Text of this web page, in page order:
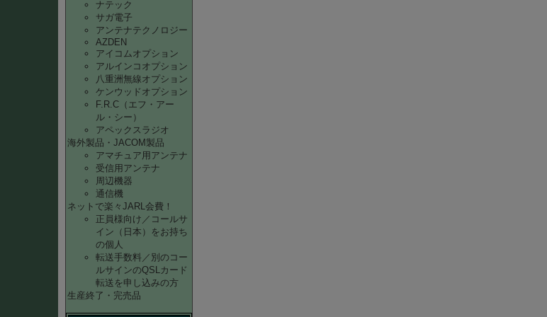
ナテック
サガ電子
アンテナテクノロジー
AZDEN
アイコムオプション
アルインコオプション
八重洲無線オプション
ケンウッドオプション
F.R.C（エフ・アー
ル・シー）
アペックスラジオ
海外製品・JACOM製品
アマチュア用アンテナ
受信用アンテナ
周辺機器
通信機
ネットで楽々JARL会費！
正員様向け／コールサ
イン（日本）をお持ち
の個人
転送手数料／別のコー
ルサインのQSLカード
転送を申し込みの方
生産終了・完売品